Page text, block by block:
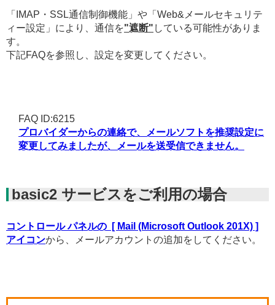
「IMAP・SSL通信制御機能」や「Web&メールセキュリテ
ィー設定」により、通信を"遮断" している可能性がありま
す。
下記FAQを参照し、設定を変更してください。
FAQ ID:6215
プロバイダーからの連絡で、メールソフトを推奨設定に
変更してみましたが、メールを送受信できません。
basic2 サービスをご利用の場合
コントロール パネルの [ Mail (Microsoft Outlook 201X) ]
アイコンから、メールアカウントの追加をしてください。